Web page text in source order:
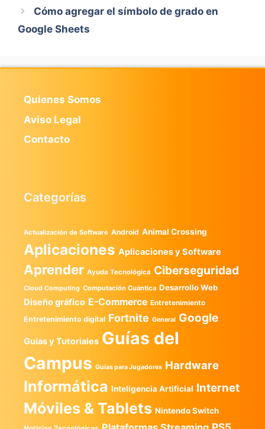
Cómo agregar el símbolo de grado en
Google Sheets
Quienes Somos
Aviso Legal
Contacto
Categorías
Actualización de Software Android Animal Crossing
Aplicaciones Aplicaciones y Software
Aprender Ayuda Tecnológica Ciberseguridad
Cloud Computing Computación Cuántica Desarrollo Web
Diseño gráfico E-Commerce Entretenimiento
Entretenimiento digital Fortnite General Google
Guias y Tutoriales Guías del
Campus Guías para Jugadores Hardware
Informática Inteligencia Artificial Internet
Móviles & Tablets Nintendo Switch